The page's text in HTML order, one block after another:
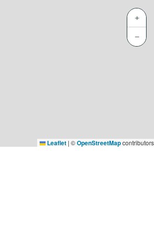
+
−
Leaflet | ©OpenStreetMapcontributors